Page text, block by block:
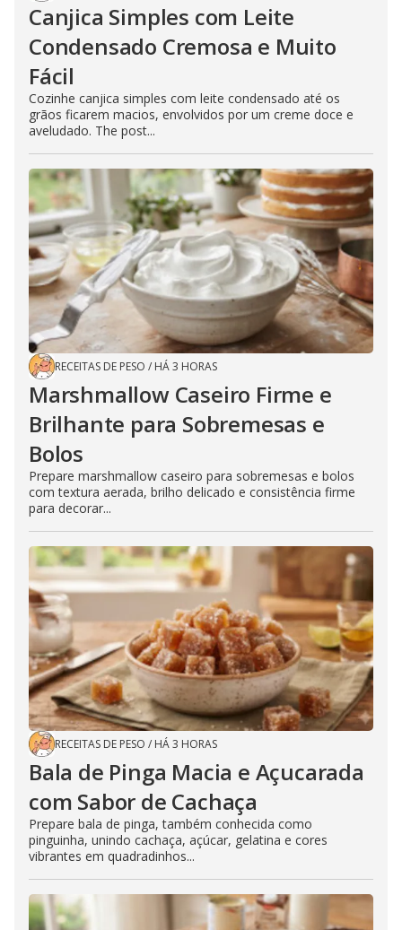
Canjica Simples com Leite
Condensado Cremosa e Muito
Fácil
Cozinhe canjica simples com leite condensado até os
grãos ficarem macios, envolvidos por um creme doce e
aveludado. The post...
RECEITAS DE PESO / HÁ 3 HORAS
Marshmallow Caseiro Firme e
Brilhante para Sobremesas e
Bolos
Prepare marshmallow caseiro para sobremesas e bolos
com textura aerada, brilho delicado e consistência firme
para decorar...
RECEITAS DE PESO / HÁ 3 HORAS
Bala de Pinga Macia e Açucarada
com Sabor de Cachaça
Prepare bala de pinga, também conhecida como
pinguinha, unindo cachaça, açúcar, gelatina e cores
vibrantes em quadradinhos...